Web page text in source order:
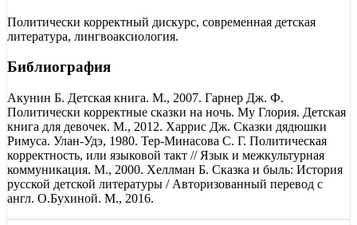
Политически корректный дискурс, современная детская
литература, лингвоаксиология.
Библиография
Акунин Б. Детская книга. М., 2007. Гарнер Дж. Ф.
Политически корректные сказки на ночь. Му Глория. Детская
книга для девочек. М., 2012. Харрис Дж. Сказки дядюшки
Римуса. Улан-Удэ, 1980. Тер-Минасова С. Г. Политическая
корректность, или языковой такт // Язык и межкультурная
коммуникация. М., 2000. Хеллман Б. Сказка и быль: История
русской детской литературы / Авторизованный перевод с
англ. О.Бухиной. М., 2016.